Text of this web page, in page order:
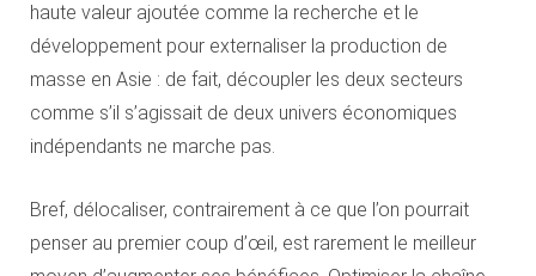
haute valeur ajoutée comme la recherche et le
développement pour externaliser la production de
masse en Asie : de fait, découpler les deux secteurs
comme s’il s’agissait de deux univers économiques
indépendants ne marche pas.
Bref, délocaliser, contrairement à ce que l’on pourrait
penser au premier coup d’œil, est rarement le meilleur